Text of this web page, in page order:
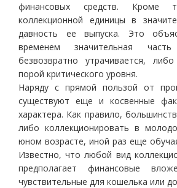
финансовых средств. Кроме
коллекционной единицы в
давность ее выпуска. Это
временем значительная
безвозвратно утрачивается,
порой критического уровня.
Наряду с прямой пользой от
существуют еще и косвенные
характера. Как правило,
либо коллекционировать в
юном возрасте, иной раз еще
Известно, что любой вид
предполагает финансовые
чувствительные для кошелька или